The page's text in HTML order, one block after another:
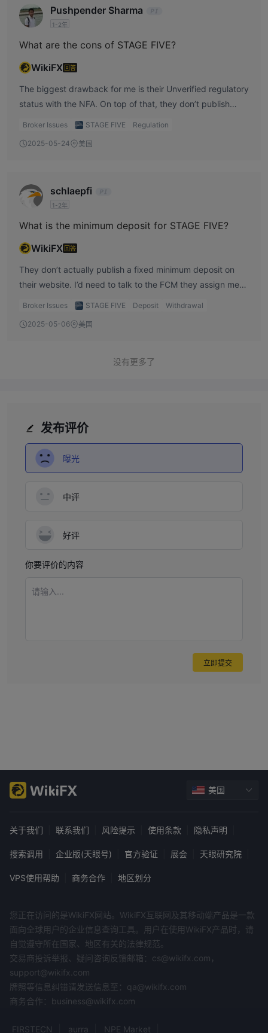
Pushpender Sharma
1-2年
What are the cons of STAGE FIVE?
WikiFX 回答
The biggest drawback for me is their Unverified regulatory
status with the NFA. On top of that, they don’t publish
their fees, which makes cost comparison harder, and their
Broker Issues STAGE FIVE Regulation
2025-05-24 美国
schlaepfi
1-2年
What is the minimum deposit for STAGE FIVE?
WikiFX 回答
They don’t actually publish a fixed minimum deposit on
their website. I’d need to talk to the FCM they assign me
to (like Dorman or StoneX) to know the exact requirement
Broker Issues STAGE FIVE Deposit Withdrawal
2025-05-06 美国
没有更多了
发布评价
曝光
中评
好评
你要评价的内容
请输入...
立即提交
美国
关于我们 联系我们 风险提示 使用条款 隐私声明
搜索调用 企业版(天眼号) 官方验证 展会 天眼研究院
VPS使用帮助 商务合作 地区划分
您正在访问的是WikiFX网站。WikiFX互联网及其移动端产品是一款
面向全球用户的企业信息查询工具。用户在使用WikiFX产品时，请
自觉遵守所在国家、地区有关的法律规范。
交易商投诉举报、疑问咨询反馈邮箱：cs@wikifx.com，
support@wikifx.com
牌照等信息纠错请发送信息至：qa@wikifx.com
商务合作：business@wikifx.com
FIRSTECN aurra NPE Market